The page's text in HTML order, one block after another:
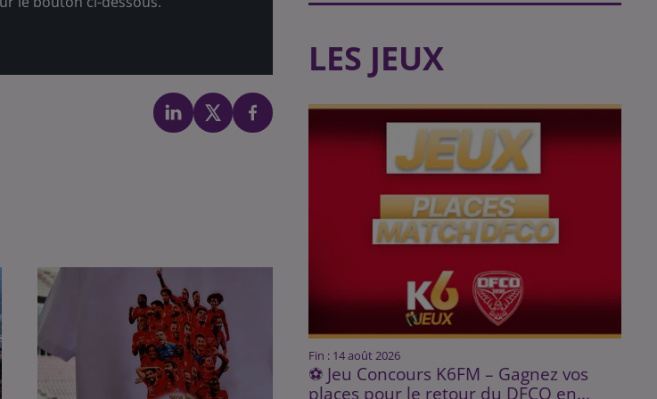
LES JEUX
Fin : 14 août 2026
⚽ Jeu Concours K6FM – Gagnez vos
places pour le retour du DFCO en...